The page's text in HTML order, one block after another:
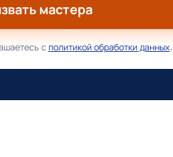
мастера
сполитикой обработки данных.